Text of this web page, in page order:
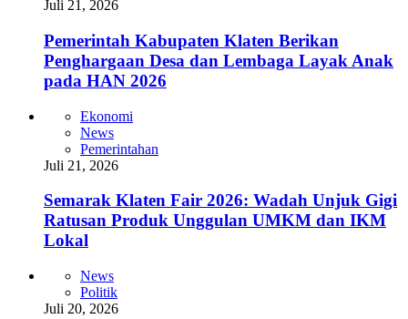
Juli 21, 2026
Pemerintah Kabupaten Klaten Berikan
Penghargaan Desa dan Lembaga Layak Anak
pada HAN 2026
Ekonomi
News
Pemerintahan
Juli 21, 2026
Semarak Klaten Fair 2026: Wadah Unjuk Gigi
Ratusan Produk Unggulan UMKM dan IKM
Lokal
News
Politik
Juli 20, 2026